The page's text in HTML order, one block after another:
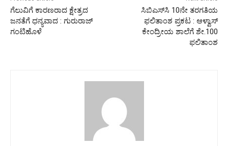
ಗೆಲುವಿಗೆ ಕಾರಣರಾದ ಕ್ಷೇತ್ರದ
ಜನತೆಗೆ ಧನ್ಯವಾದ : ಗುರುರಾಜ್
ಗಂಟಿಹೊಳೆ
ಸಿಬಿಎಸ್‍ಸಿ 10ನೇ ತರಗತಿಯ
ಫಲಿತಾಂಶ ಪ್ರಕಟ : ಆಳ್ವಾಸ್
ಕೇಂದ್ರೀಯ ಶಾಲೆಗೆ ಶೇ.100
ಫಲಿತಾಂಶ